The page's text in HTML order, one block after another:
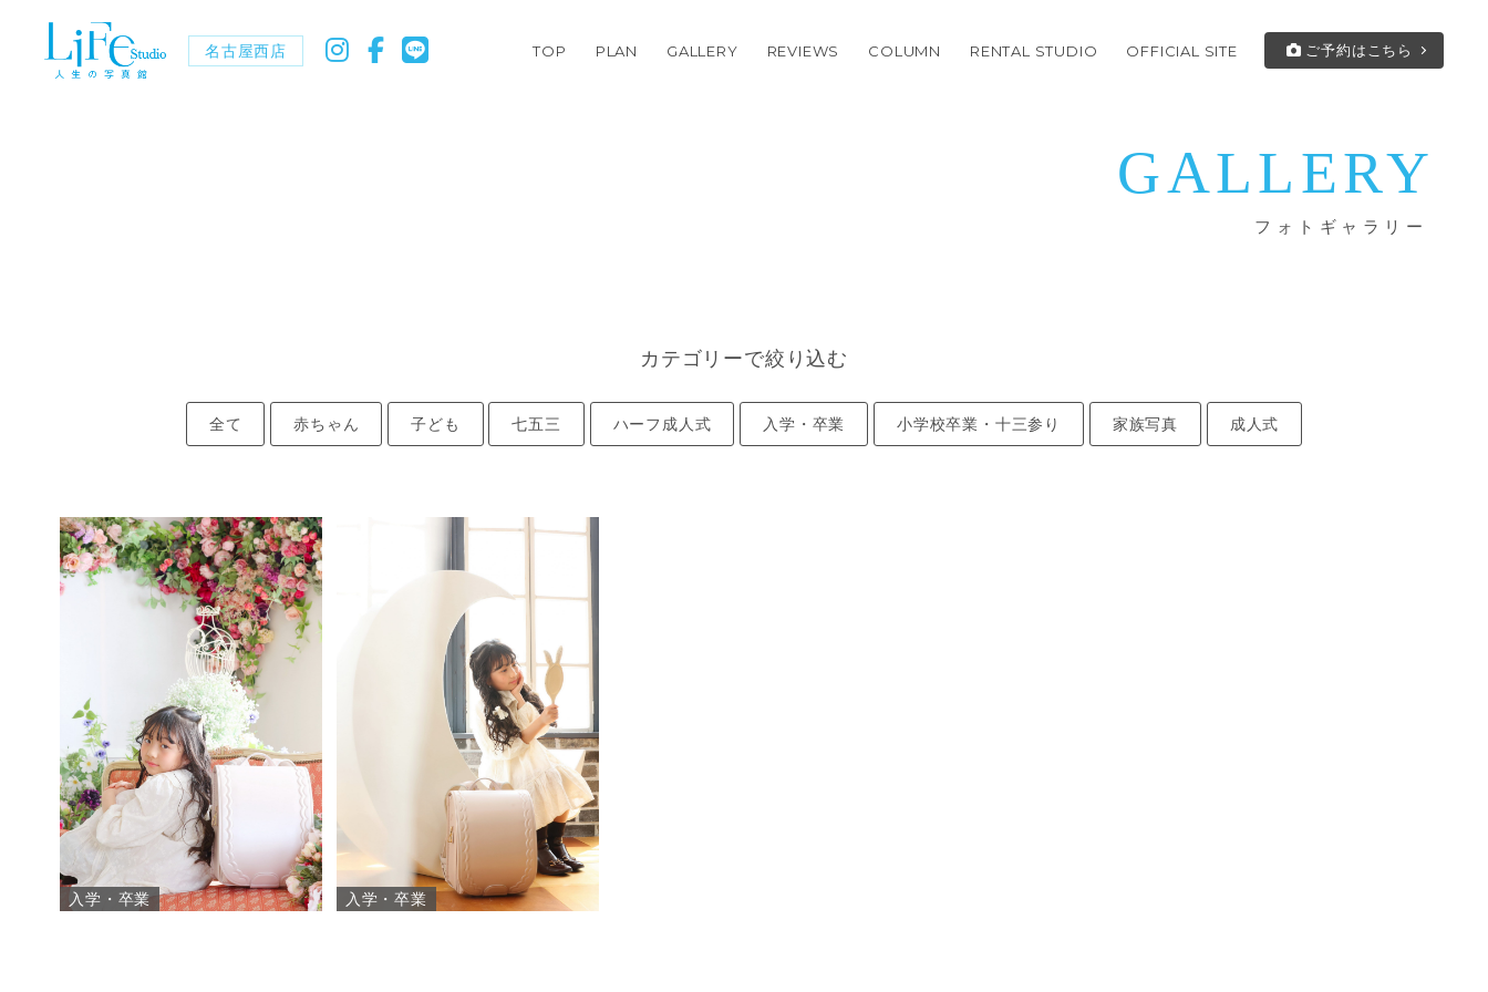
名古屋西店 TOP PLAN GALLERY REVIEWS COLUMN RENTAL STUDIO OFFICIAL SITE ご予約はこちら
GALLERY
フォトギャラリー
カテゴリーで絞り込む
全て 赤ちゃん 子ども 七五三 ハーフ成人式 入学・卒業 小学校卒業・十三参り 家族写真 成人式
入学・卒業 入学・卒業